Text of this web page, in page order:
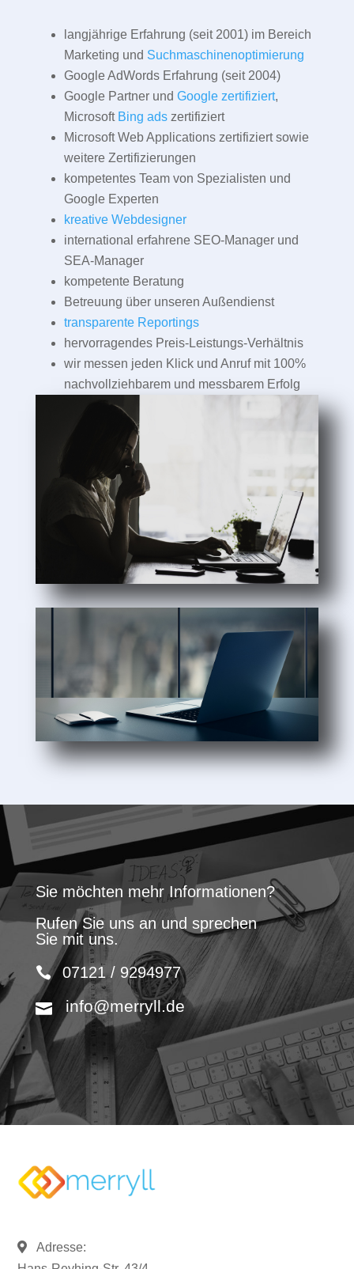
langjährige Erfahrung (seit 2001) im Bereich
Marketing und Suchmaschinenoptimierung
Google AdWords Erfahrung (seit 2004)
Google Partner und Google zertifiziert,
Microsoft Bing adszertifiziert
Microsoft Web Applications zertifiziert sowie
weitere Zertifizierungen
kompetentes Team von Spezialisten und
Google Experten
kreative Webdesigner
international erfahrene SEO-Manager und
SEA-Manager
kompetente Beratung
Betreuung über unseren Außendienst
transparente Reportings
hervorragendes Preis-Leistungs-Verhältnis
wir messen jeden Klick und Anruf mit 100%
nachvollziehbarem und messbarem Erfolg
Sie möchten mehr Informationen?
Rufen Sie uns an und sprechen
Sie mit uns.
07121 / 9294977
info@merryll.de
Adresse: